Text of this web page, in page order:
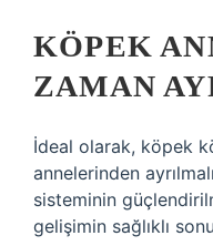
KÖPEK
ZAMAN
İdeal olarak, köpek
annelerinden
sisteminin
gelişimin sağlıklı